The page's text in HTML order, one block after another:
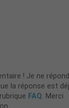
! Je ne
la réponse est
FAQ. Merci